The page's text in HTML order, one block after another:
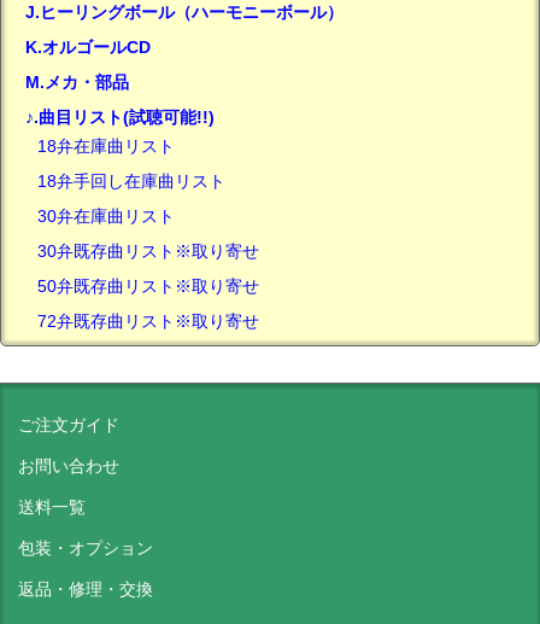
J.ヒーリングボール（ハーモニーボール）
K.オルゴールCD
M.メカ・部品
♪.曲目リスト(試聴可能!!)
18弁在庫曲リスト
18弁手回し在庫曲リスト
30弁在庫曲リスト
30弁既存曲リスト※取り寄せ
50弁既存曲リスト※取り寄せ
72弁既存曲リスト※取り寄せ
ご注文ガイド
お問い合わせ
送料一覧
包装・オプション
返品・修理・交換